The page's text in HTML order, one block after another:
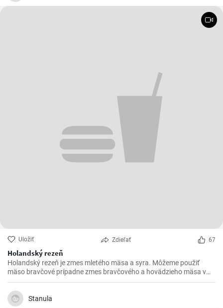
Uložiť Zdieľať 67
Holandský rezeň
Holandský rezeň je zmes mletého mäsa a syra. Môžeme použiť
mäso bravčové prípadne zmes bravčového a hovädzieho mäsa v
pomere 2 : 1.
Stanula